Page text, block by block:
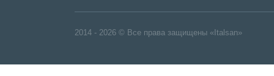
2014 - 2026 © Все права защищены «Italsan»